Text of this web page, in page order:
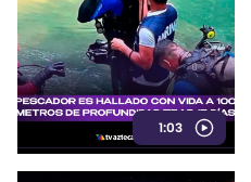
1:03